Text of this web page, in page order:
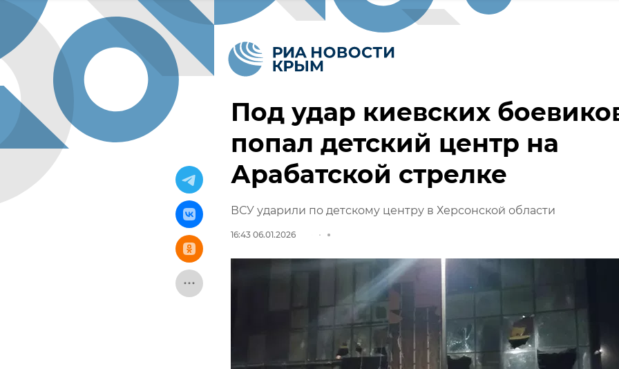
Под удар киевских
попал детский центр на
Арабатской стрелке
ВСУ ударили по детскому центру в Херсонской области
16:43 06.01.2026